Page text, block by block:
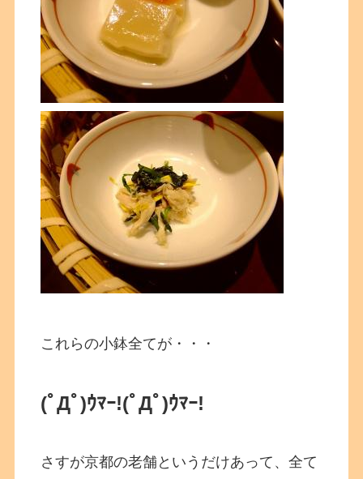
これらの小鉢全てが・・・
(ﾟДﾟ)ｳﾏｰ!(ﾟДﾟ)ｳﾏｰ!
さすが京都の老舗というだけあって、全て